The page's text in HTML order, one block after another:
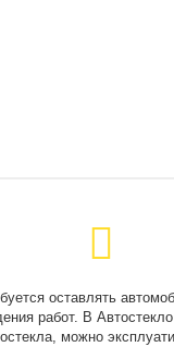
оставлять
работ. В
можно